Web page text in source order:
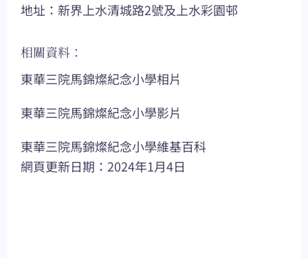
地址：新界上水清城路2號及上水彩園邨
相關資料：
東華三院馬錦燦紀念小學相片
東華三院馬錦燦紀念小學影片
東華三院馬錦燦紀念小學維基百科
網頁更新日期：2024年1月4日